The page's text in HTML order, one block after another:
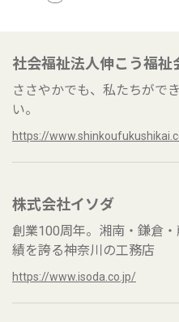
社会福祉法人伸こう福祉
ささやかでも、私たちがで
い。
https://
株式会社イソダ
創業100周年。湘南・鎌倉
績を誇る神奈川の工務店
https://www.isoda.co.jp/